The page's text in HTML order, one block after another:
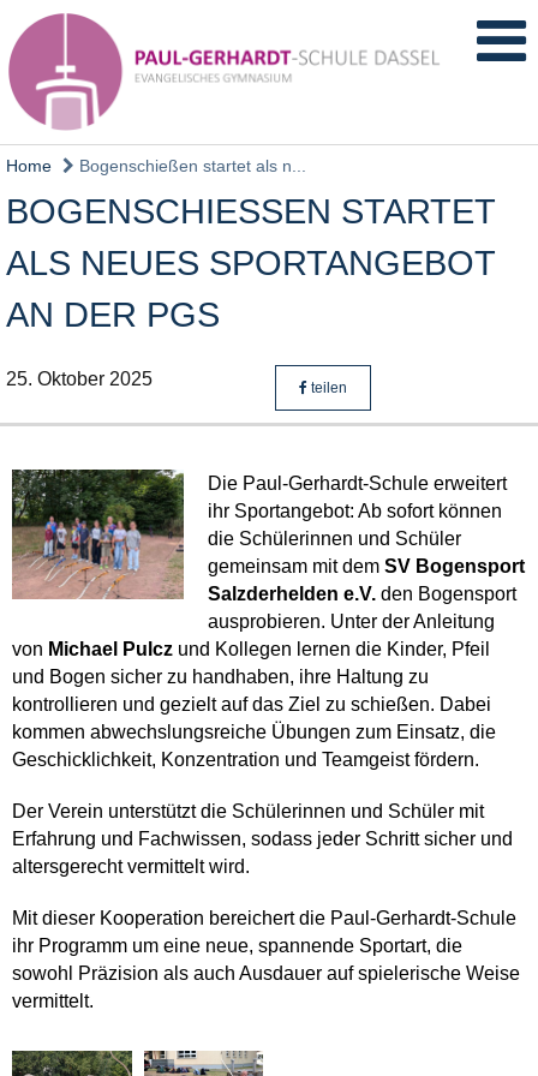
Home Bogenschießen startet als n...
BOGENSCHIESSEN STARTET A
LS NEUES SPORTANGEBOT A
N DER PGS
25. Oktober 2025 teilen
Die Paul-Gerhardt-Schule erweitert
ihr Sportangebot: Ab sofort können
die Schülerinnen und Schüler
gemeinsam mit dem SV Bogensport
Salzderhelden e.V. den Bogensport
ausprobieren. Unter der Anleitung
von Michael Pulcz und Kollegen lernen die Kinder, Pfeil
und Bogen sicher zu handhaben, ihre Haltung zu
kontrollieren und gezielt auf das Ziel zu schießen. Dabei
kommen abwechslungsreiche Übungen zum Einsatz, die
Geschicklichkeit, Konzentration und Teamgeist fördern.
Der Verein unterstützt die Schülerinnen und Schüler mit
Erfahrung und Fachwissen, sodass jeder Schritt sicher und
altersgerecht vermittelt wird.
Mit dieser Kooperation bereichert die Paul-Gerhardt-Schule
ihr Programm um eine neue, spannende Sportart, die
sowohl Präzision als auch Ausdauer auf spielerische Weise
vermittelt.